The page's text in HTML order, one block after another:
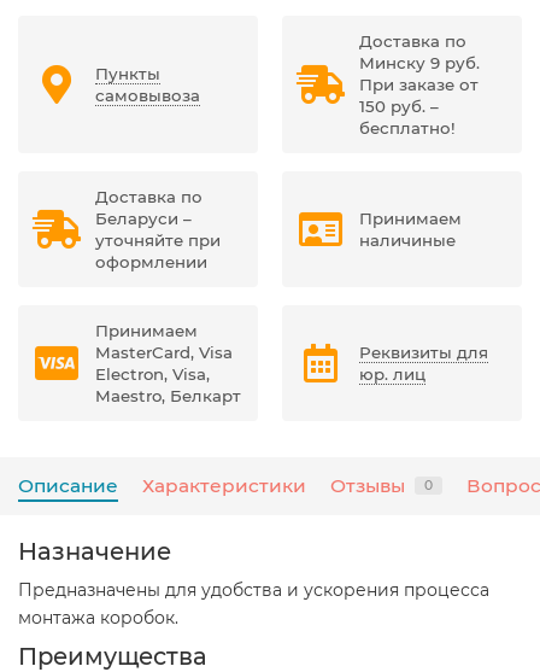
Пункты
самовывоза
Доставка по
Минску 9 руб.
При заказе от
150 руб. –
бесплатно!
Доставка по
Беларуси –
уточняйте при
оформлении
Принимаем
наличиные
Принимаем
MasterCard, Visa
Electron, Visa,
Maestro, Белкарт
Реквизиты для
юр. лиц
Описание Характеристики Отзывы 0
Назначение
Предназначены для удобства и ускорения процесса
монтажа коробок.
Преимущества